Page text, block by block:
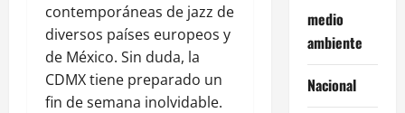
contemporáneas de jazz de
diversos países europeos y
de México. Sin duda, la
CDMX tiene preparado un
fin de semana inolvidable.
medio
ambiente
Nacional